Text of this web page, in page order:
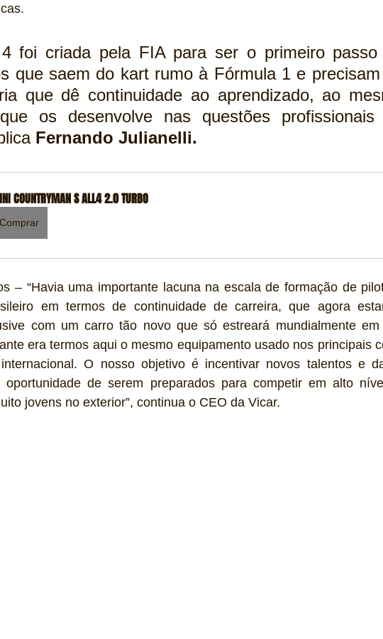
4 foi criada pela FIA para ser o primeiro passo
que saem do kart rumo à Fórmula 1 e
que dê continuidade ao aprendizado, ao
os desenvolve nas questões profissionais
Fernando Julianelli.
COUNTRYMAN S ALL4 2.0 TURBO
Comprar
– “Havia uma importante lacuna na escala de formação de
em termos de continuidade de carreira, que agora
com um carro tão novo que só estreará mundialmente em
era termos aqui o mesmo equipamento usado nos principais
O nosso objetivo é incentivar novos talentos e
oportunidade de serem preparados para competir em alto
jovens no exterior”, continua o CEO da Vicar.